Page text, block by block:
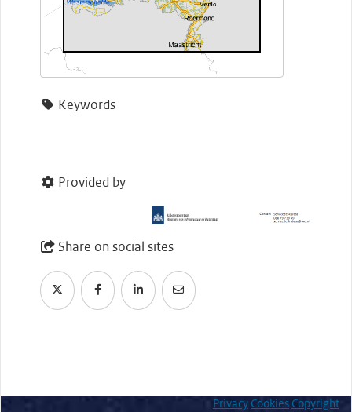
Keywords
Provided by
Share on social sites
Privacy Cookies Copyright